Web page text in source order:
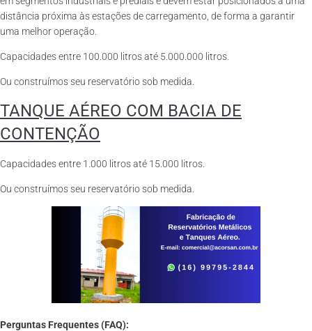
distância próxima às estações de carregamento, de forma a garantir
uma melhor operação.
Capacidades entre 100.000 litros até 5.000.000 litros.
Ou construímos seu reservatório sob medida.
TANQUE AÉREO COM BACIA DE
CONTENÇÃO
Capacidades entre 1.000 litros até 15.000 litros.
Ou construímos seu reservatório sob medida.
Perguntas Frequentes (FAQ):